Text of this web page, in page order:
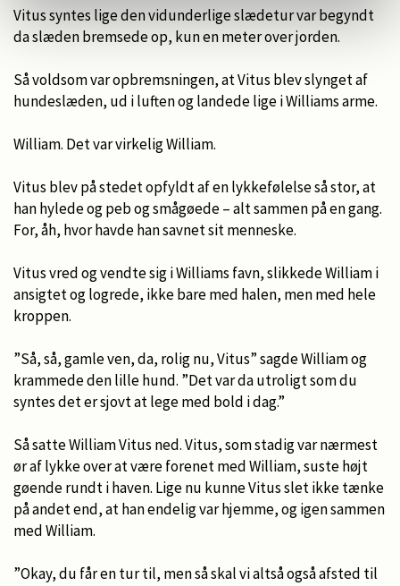
Vitus syntes lige den vidunderlige slædetur var begyndt
da slæden bremsede op, kun en meter over jorden.
Så voldsom var opbremsningen, at Vitus blev slynget af
hundeslæden, ud i luften og landede lige i Williams arme.
William. Det var virkelig William.
Vitus blev på stedet opfyldt af en lykkefølelse så stor, at
han hylede og peb og smågøede – alt sammen på en gang.
For, åh, hvor havde han savnet sit menneske.
Vitus vred og vendte sig i Williams favn, slikkede William i
ansigtet og logrede, ikke bare med halen, men med hele
kroppen.
”Så, så, gamle ven, da, rolig nu, Vitus” sagde William og
krammede den lille hund. ”Det var da utroligt som du
syntes det er sjovt at lege med bold i dag.”
Så satte William Vitus ned. Vitus, som stadig var nærmest
ør af lykke over at være forenet med William, suste højt
gøende rundt i haven. Lige nu kunne Vitus slet ikke tænke
på andet end, at han endelig var hjemme, og igen sammen
med William.
”Okay, du får en tur til, men så skal vi altså også afsted til